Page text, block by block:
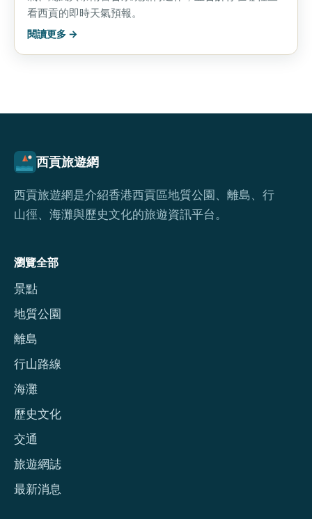
看西貢的即時天氣預報。
閱讀更多 →
西貢旅遊網
西貢旅遊網是介紹香港西貢區地質公園、離島、行
山徑、海灘與歷史文化的旅遊資訊平台。
瀏覽全部
景點
地質公園
離島
行山路線
海灘
歷史文化
交通
旅遊網誌
最新消息